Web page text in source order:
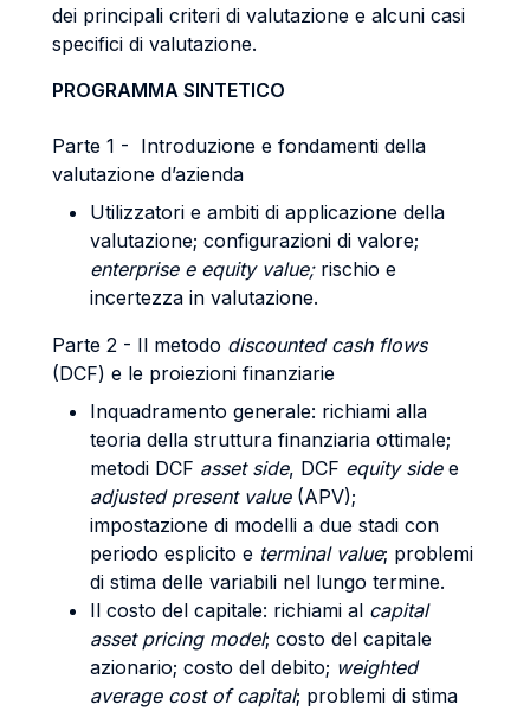
dei principali criteri di valutazione e alcuni casi
specifici di valutazione.
PROGRAMMA SINTETICO
Parte 1 - Introduzione e fondamenti della
valutazione d’azienda
Utilizzatori e ambiti di applicazione della
valutazione; configurazioni di valore;
enterprise e equity value; rischio e
incertezza in valutazione.
Parte 2 - Il metodo discounted cash flows
(DCF) e le proiezioni finanziarie
Inquadramento generale: richiami alla
teoria della struttura finanziaria ottimale;
metodi DCF asset side, DCF equity sidee
adjusted present value(APV);
impostazione di modelli a due stadi con
periodo esplicito e terminal value; problemi
di stima delle variabili nel lungo termine.
Il costo del capitale: richiami al capital
asset pricing model; costo del capitale
azionario; costo del debito; weighted
average cost of capital; problemi di stima